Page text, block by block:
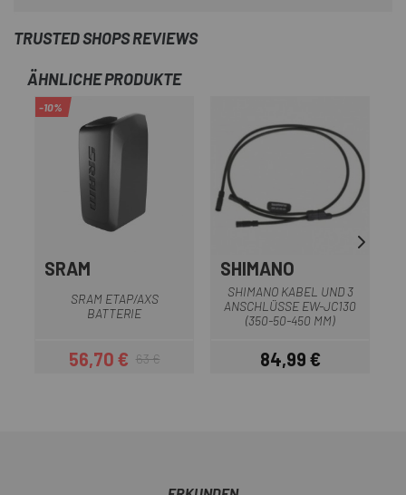
TRUSTED SHOPS REVIEWS
ÄHNLICHE PRODUKTE
-10%
SRAM
SRAM ETAP/AXS
BATTERIE
Preis
56,70 €Regulärer Preis
63 €
SHIMANO
SHIMANO KABEL UND 3
ANSCHLÜSSE EW-JC130
(350-50-450 MM)
Preis
84,99 €